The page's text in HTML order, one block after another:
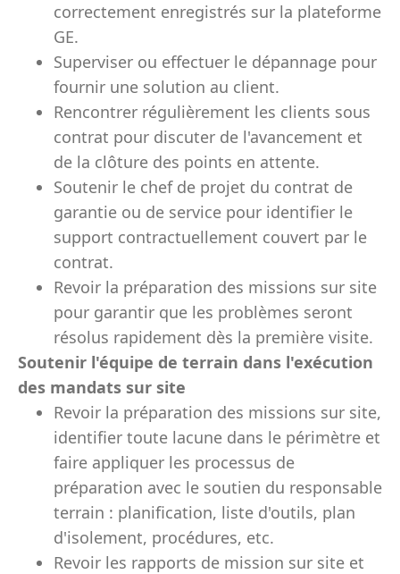
correctement enregistrés sur la plateforme
GE.
Superviser ou effectuer le dépannage pour
fournir une solution au client.
Rencontrer régulièrement les clients sous
contrat pour discuter de l'avancement et
de la clôture des points en attente.
Soutenir le chef de projet du contrat de
garantie ou de service pour identifier le
support contractuellement couvert par le
contrat.
Revoir la préparation des missions sur site
pour garantir que les problèmes seront
résolus rapidement dès la première visite.
Soutenir l'équipe de terrain dans l'exécution
des mandats sur site
Revoir la préparation des missions sur site,
identifier toute lacune dans le périmètre et
faire appliquer les processus de
préparation avec le soutien du responsable
terrain : planification, liste d'outils, plan
d'isolement, procédures, etc.
Revoir les rapports de mission sur site et